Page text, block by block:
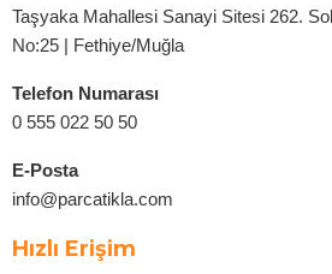
Taşyaka Mahallesi Sanayi Sitesi 262.
No:25 | Fethiye/Muğla
Telefon Numarası
0 555 022 50 50
E-Posta
info@parcatikla.com
Hızlı Erişim